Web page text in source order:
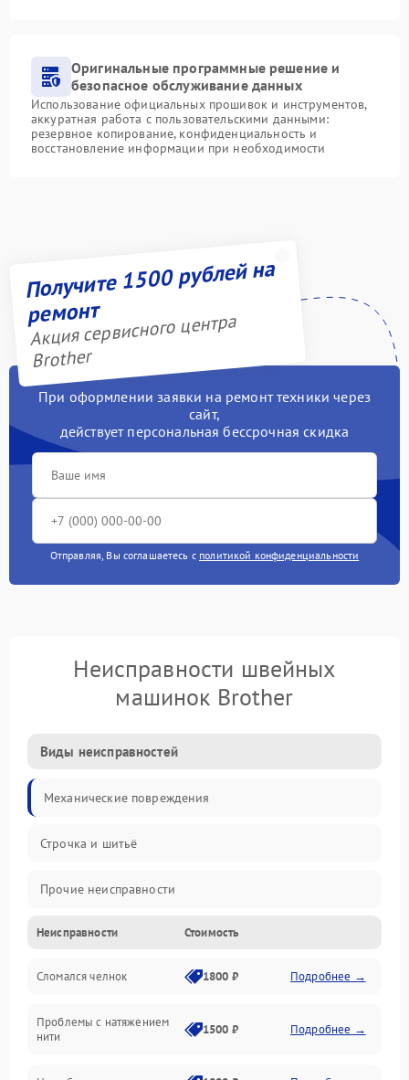
Оригинальные программные решение и
безопасное обслуживание данных
Использование официальных прошивок и инструментов,
аккуратная работа с пользовательскими данными:
резервное копирование, конфиденциальность и
восстановление информации при необходимости
Получите 1500 рублей на
ремонт
Акция сервисного центра
Brother
При оформлении заявки на ремонт техники через
сайт,
действует персональная бессрочная скидка
Отправляя, Вы соглашаетесь с политикой конфиденциальности
Неисправности швейных
машинок Brother
Виды неисправностей
Механические повреждения
Строчка и шитьё
Прочие неисправности
Электроника
Управление и электроника
Подача ткани
Игловодитель и механизмы
Неисправности Стоимость
Сломался челнок 1800 ₽ Подробнее →
Проблемы с натяжением
нити
1500 ₽ Подробнее →